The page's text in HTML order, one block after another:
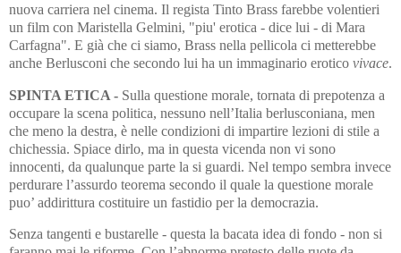
nuova carriera nel cinema. Il regista Tinto Brass farebbe volentieri
un film con Maristella Gelmini, "piu' erotica - dice lui - di Mara
Carfagna". E già che ci siamo, Brass nella pellicola ci metterebbe
anche Berlusconi che secondo lui ha un immaginario erotico vivace.
SPINTA ETICA - Sulla questione morale, tornata di prepotenza a
occupare la scena politica, nessuno nell’Italia berlusconiana, men
che meno la destra, è nelle condizioni di impartire lezioni di stile a
chichessia. Spiace dirlo, ma in questa vicenda non vi sono
innocenti, da qualunque parte la si guardi. Nel tempo sembra invece
perdurare l’assurdo teorema secondo il quale la questione morale
puo’ addirittura costituire un fastidio per la democrazia.
Senza tangenti e bustarelle - questa la bacata idea di fondo - non si